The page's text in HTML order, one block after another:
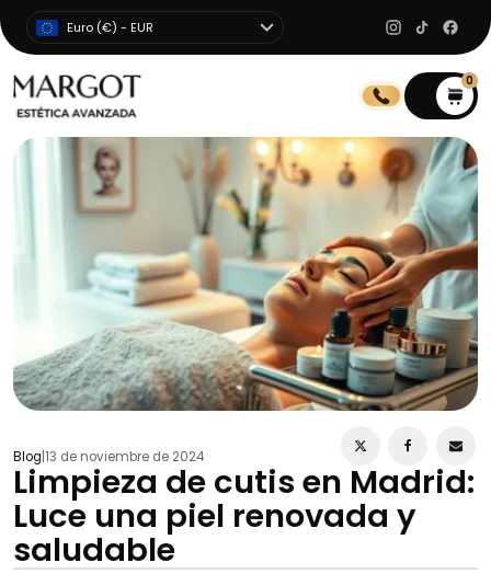
Euro (€) - EUR
0
Blog 13 de noviembre de 2024
Limpieza de cutis en Madrid:
Luce una piel renovada y
saludable